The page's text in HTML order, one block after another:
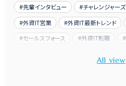
先輩インタビュー
チャレンジャー
外資IT営業
外資IT最新トレンド
セールスフォース
外資IT転職